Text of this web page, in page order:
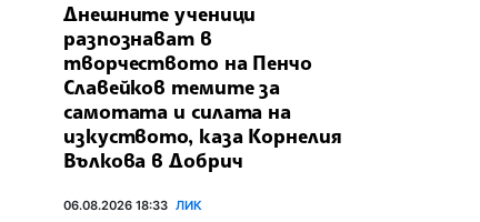
Днешните ученици
разпознават в
творчеството на Пенчо
Славейков темите за
самотата и силата на
изкуството, каза Корнелия
Вълкова в Добрич
06.08.2026 18:33 ЛИК